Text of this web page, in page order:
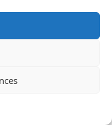
métiers pour
et